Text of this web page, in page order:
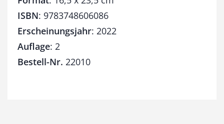
ISBN: 9783748606086
Erscheinungsjahr: 2022
Auflage: 2
Bestell-Nr. 22010